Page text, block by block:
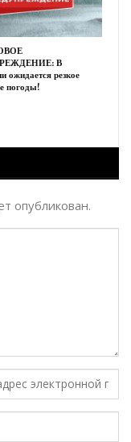
В
ожидается резкое
погоды!
опубликован.